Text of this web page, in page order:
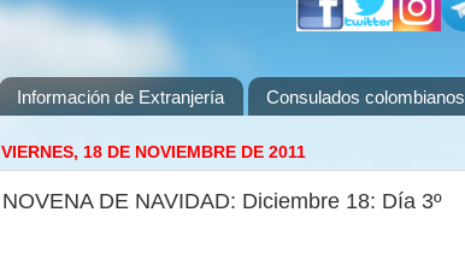
Información de Extranjería Consulados colombianos
VIERNES, 18 DE NOVIEMBRE DE 2011
NOVENA DE NAVIDAD: Diciembre 18: Día 3º